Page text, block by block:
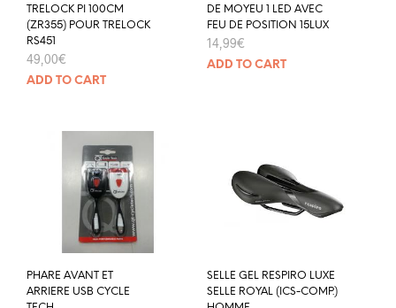
TRELOCK PI 100CM
(ZR355) POUR TRELOCK
RS451
49,00€
ADD TO CART
DE MOYEU 1 LED AVEC
FEU DE POSITION 15LUX
14,99€
ADD TO CART
PHARE AVANT ET
ARRIERE USB CYCLE
SELLE GEL RESPIRO LUXE
SELLE ROYAL (ICS-COMP.)